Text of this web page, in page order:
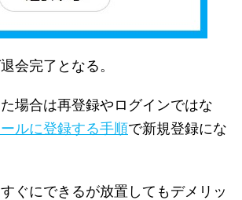
会完了となる。
場合は再登録やログインではな
ルに登録する手順で新規登録にな
ぐにできるが放置してもデメリッ